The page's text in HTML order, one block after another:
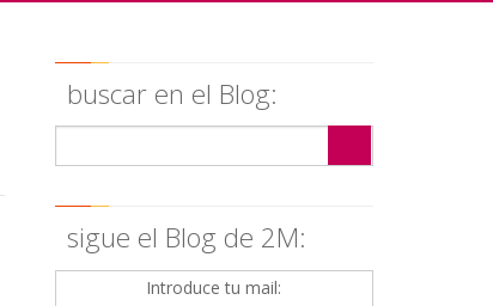
buscar en el Blog:
sigue el Blog de 2M:
Introduce tu mail: